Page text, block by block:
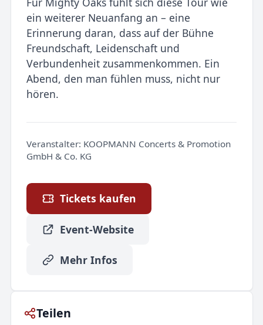
ein weiterer Neuanfang an – eine
Erinnerung daran, dass auf der Bühne
Freundschaft, Leidenschaft und
Verbundenheit zusammenkommen. Ein
Abend, den man fühlen muss, nicht nur
hören.
Veranstalter: KOOPMANN Concerts & Promotion
GmbH & Co. KG
Tickets kaufen
Event-Website
Mehr Infos
Teilen